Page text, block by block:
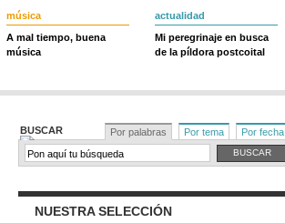
música
A mal tiempo, buena
música
actualidad
Mi peregrinaje en busca
de la píldora postcoital
BUSCAR Por palabras Por tema Por fecha
NUESTRA SELECCIÓN